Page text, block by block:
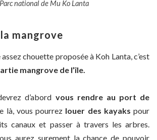
Parc national de Mu Ko Lanta
mangrove
chouette proposée à Koh Lanta, c’est
mangrove de l’île.
d’abord vous rendre au port de
là, vous pourrez louer des kayaks pour
canaux et passer à travers les arbres.
aurez surement la chance de pouvoir